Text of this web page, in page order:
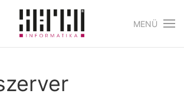
content
MENÜ